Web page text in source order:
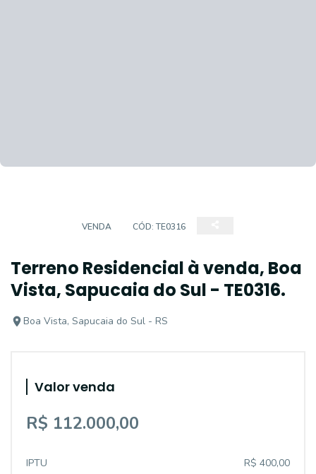
VENDA CÓD:TE0316
Terreno Residencial à venda, Boa
Vista, Sapucaia do Sul - TE0316.
Boa Vista, Sapucaia do Sul - RS
Valor venda
R$ 112.000,00
IPTU R$ 400,00